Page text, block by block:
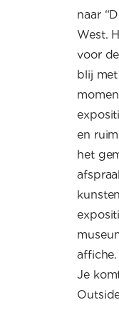
naar
West.
voor
blij
en
het
Je